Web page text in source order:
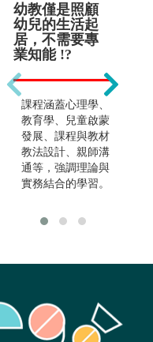
社工就是慈善
服務 !?
如何整合社會資
源，激勵個案、團
體的能力更為重
要。
幼教僅是照顧
幼兒的生活起
居，不需要專
業知能 !?
課程涵蓋心理學、
教育學、兒童啟蒙
發展、課程與教材
教法設計、親師溝
通等，強調理論與
實務結合的學習。